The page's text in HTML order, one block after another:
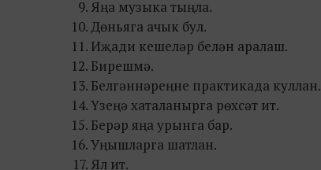
Яңа музыка тыңла.
Дөньяга ачык бул.
Иҗади кешеләр белән аралаш.
Бирешмә.
Белгәннәреңне практикада куллан.
Үзеңә хаталанырга рөхсәт ит.
Берәр яңа урынга бар.
Уңышларга шатлан.
Ял ит.